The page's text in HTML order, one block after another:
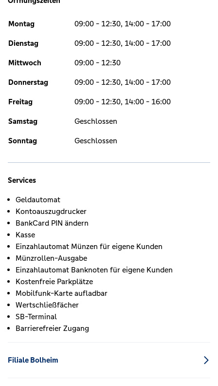
Montag 09:00 - 12:30, 14:00 - 17:00
Dienstag 09:00 - 12:30, 14:00 - 17:00
Mittwoch 09:00 - 12:30
Donnerstag 09:00 - 12:30, 14:00 - 17:00
Freitag 09:00 - 12:30, 14:00 - 16:00
Samstag Geschlossen
Sonntag Geschlossen
Services
Geldautomat
Kontoauszugdrucker
BankCard PIN ändern
Kasse
Einzahlautomat Münzen für eigene Kunden
Münzrollen-Ausgabe
Einzahlautomat Banknoten für eigene Kunden
Kostenfreie Parkplätze
Mobilfunk-Karte aufladbar
Wertschließfächer
SB-Terminal
Barrierefreier Zugang
Filiale Bolheim